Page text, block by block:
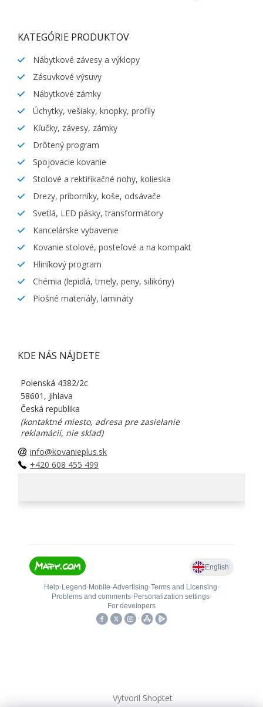
KATEGÓRIE PRODUKTOV
Nábytkové závesy a výklopy
Zásuvkové výsuvy
Nábytkové zámky
Úchytky, vešiaky, knopky, profily
Kľučky, závesy, zámky
Drôtený program
Spojovacie kovanie
Stolové a rektifikačné nohy, kolieska
Drezy, príborníky, koše, odsávače
Svetlá, LED pásky, transformátory
Kancelárske vybavenie
Kovanie stolové, posteľové a na kompakt
Hliníkový program
Chémia (lepidlá, tmely, peny, silikóny)
Plošné materiály, lamináty
KDE NÁS NÁJDETE
Polenská 4382/2c
58601, Jihlava
Česká republika
(kontaktné miesto, adresa pre zasielanie
reklamácií, nie sklad)
info@kovanieplus.sk
+420 608 455 499
Vytvoril Shoptet